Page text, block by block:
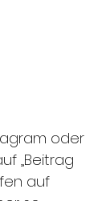
oder
„Beitrag
auf